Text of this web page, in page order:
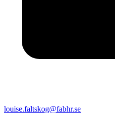
louise.faltskog@fabhr.se